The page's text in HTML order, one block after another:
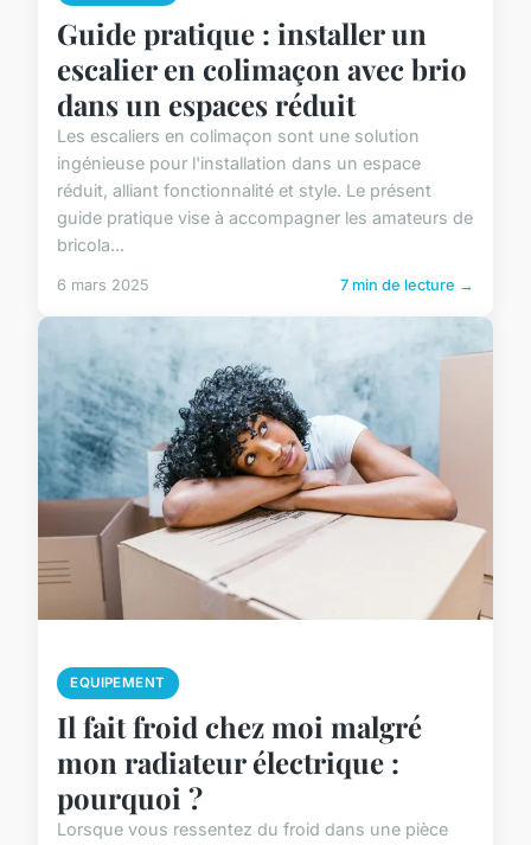
Guide pratique : installer un
escalier en colimaçon avec brio
dans un espaces réduit
Les escaliers en colimaçon sont une solution
ingénieuse pour l'installation dans un espace
réduit, alliant fonctionnalité et style. Le présent
guide pratique vise à accompagner les amateurs de
bricola...
6 mars 2025 7 min de lecture →
EQUIPEMENT
Il fait froid chez moi malgré
mon radiateur électrique :
pourquoi ?
Lorsque vous ressentez du froid dans une pièce